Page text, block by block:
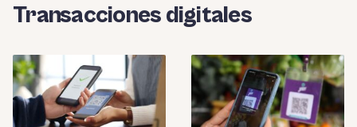
Transacciones digitales